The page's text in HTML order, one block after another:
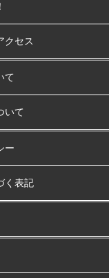
クセス
て
いて
ー
く表記